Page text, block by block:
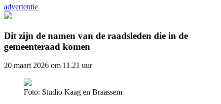
advertentie
Dit zijn de namen van de raadsleden die in de
gemeenteraad komen
20 maart 2026 om 11.21 uur
Foto: Studio Kaag en Braassem